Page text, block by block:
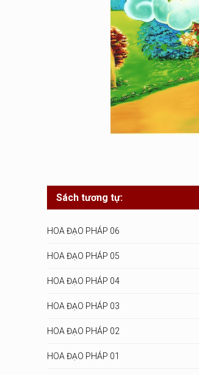
Sách tương tự:
HOA ĐẠO PHÁP 06
HOA ĐẠO PHÁP 05
HOA ĐẠO PHÁP 04
HOA ĐẠO PHÁP 03
HOA ĐẠO PHÁP 02
HOA ĐẠO PHÁP 01